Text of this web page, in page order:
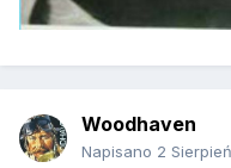
Woodhaven
Napisano 2